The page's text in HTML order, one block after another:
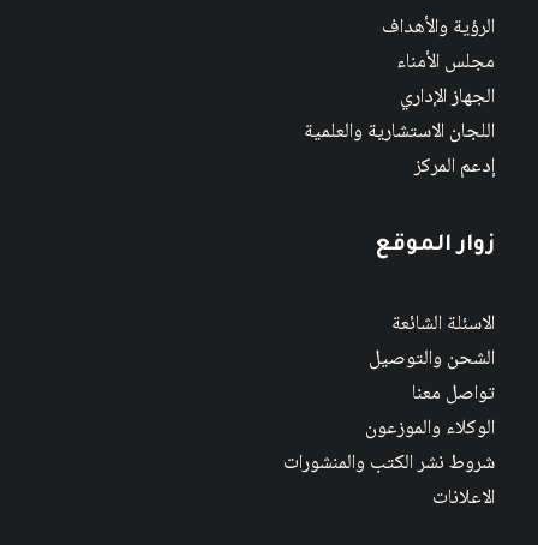
الرؤية والأهداف
مجلس الأمناء
الجهاز الإداري
اللجان الاستشارية والعلمية
إدعم المركز
زوار الموقع
الاسئلة الشائعة
الشحن والتوصيل
تواصل معنا
الوكلاء والموزعون
شروط نشر الكتب والمنشورات
الاعلانات